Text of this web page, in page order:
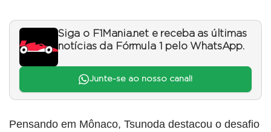
Siga o F1Mania.net e receba as últimas
notícias da Fórmula 1 pelo WhatsApp.
Junte-se ao nosso canal!
Pensando em Mônaco, Tsunoda destacou o desafio